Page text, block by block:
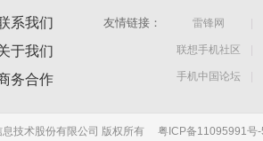
系我们
于我们
务合作
友情链接： 雷锋网 |
联想手机社区 |
手机中国论坛 |
技术股份有限公司 版权所有 粤ICP备11095991号-